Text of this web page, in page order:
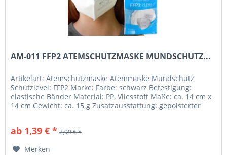
AM-011 FFP2 ATEMSCHUTZMASKE MUNDSCHUTZ...
Artikelart: Atemschutzmaske Atemmaske Mundschutz
Schutzlevel: FFP2 Marke: Farbe: schwarz Befestigung:
elastische Bänder Material: PP, Vliesstoff Maße: ca. 14 cm x
14 cm Gewicht: ca. 15 g Zusatzausstattung: gepolsterter
ab 1,39 € * 2,99 € *
Merken